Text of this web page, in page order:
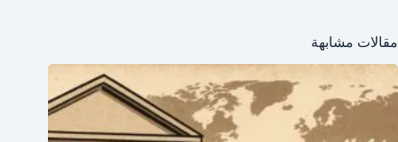
مقالات مشابهة